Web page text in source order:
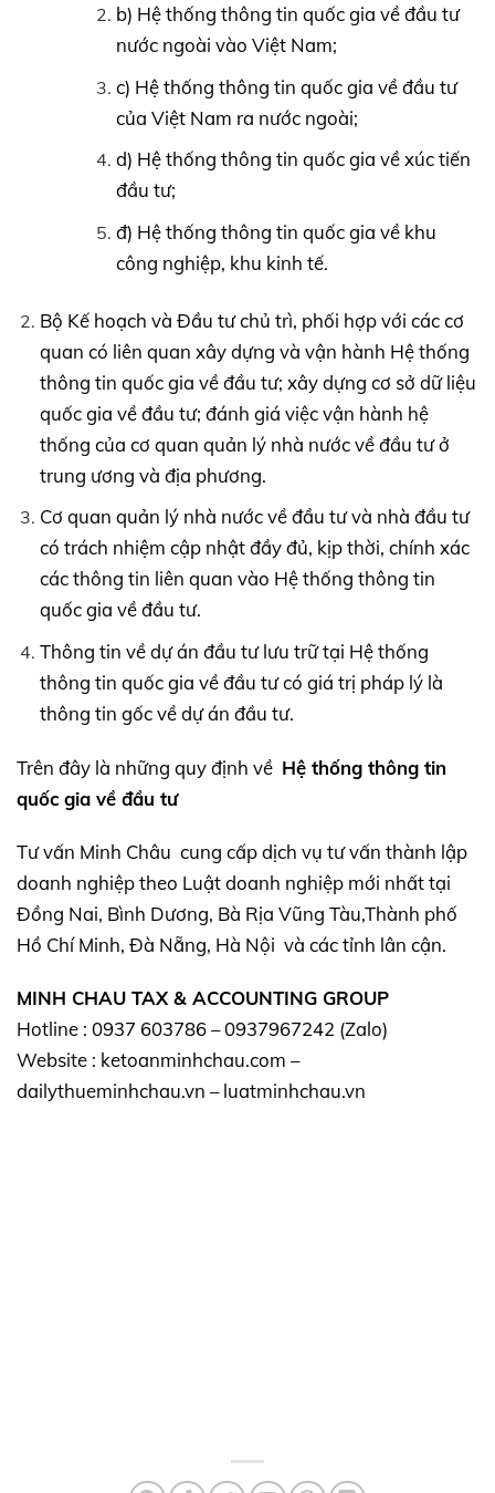
b) Hệ thống thông tin quốc gia về đầu tư
nước ngoài vào Việt Nam;
c) Hệ thống thông tin quốc gia về đầu tư
của Việt Nam ra nước ngoài;
d) Hệ thống thông tin quốc gia về xúc tiến
đầu tư;
đ) Hệ thống thông tin quốc gia về khu
công nghiệp, khu kinh tế.
Bộ Kế hoạch và Đầu tư chủ trì, phối hợp với các cơ
quan có liên quan xây dựng và vận hành Hệ thống
thông tin quốc gia về đầu tư; xây dựng cơ sở dữ liệu
quốc gia về đầu tư; đánh giá việc vận hành hệ
thống của cơ quan quản lý nhà nước về đầu tư ở
trung ương và địa phương.
Cơ quan quản lý nhà nước về đầu tư và nhà đầu tư
có trách nhiệm cập nhật đầy đủ, kịp thời, chính xác
các thông tin liên quan vào Hệ thống thông tin
quốc gia về đầu tư.
Thông tin về dự án đầu tư lưu trữ tại Hệ thống
thông tin quốc gia về đầu tư có giá trị pháp lý là
thông tin gốc về dự án đầu tư.
Trên đây là những quy định về Hệ thống thông tin
quốc gia về đầu tư
Tư vấn Minh Châu cung cấp dịch vụ tư vấn thành lập
doanh nghiệp theo Luật doanh nghiệp mới nhất tại
Đồng Nai, Bình Dương, Bà Rịa Vũng Tàu,Thành phố
Hồ Chí Minh, Đà Nẵng, Hà Nội và các tỉnh lân cận.
MINH CHAU TAX & ACCOUNTING GROUP
Hotline : 0937 603786 – 0937967242 (Zalo)
Website : ketoanminhchau.com –
dailythueminhchau.vn – luatminhchau.vn